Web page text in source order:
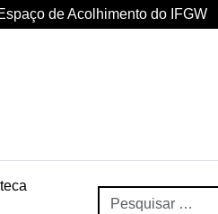
de Acolhimento do IFGW